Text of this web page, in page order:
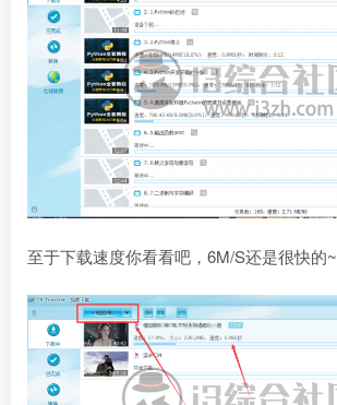
至于下载速度你看看吧，6M/S还是很快的~